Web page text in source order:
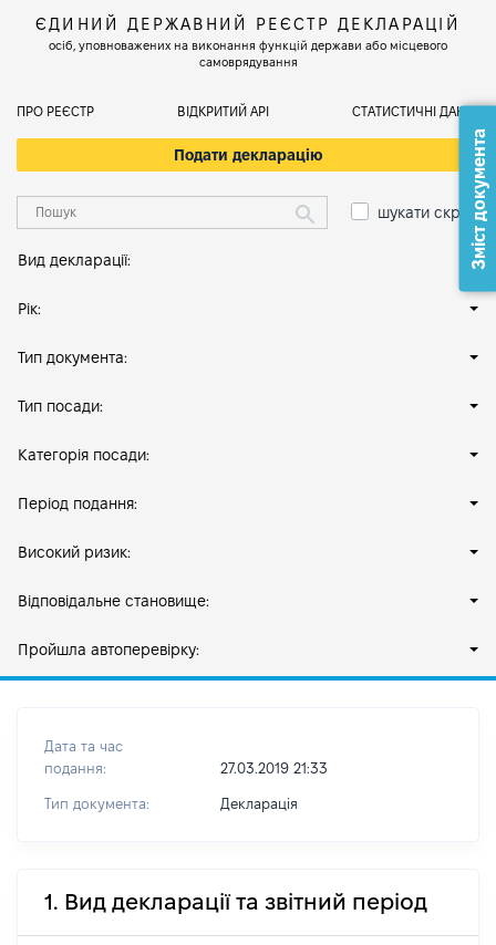
ЄДИНИЙ ДЕРЖАВНИЙ РЕЄСТР ДЕКЛАРАЦІЙ
осіб, уповноважених на виконання функцій держави або місцевого
самоврядування
ПРО РЕЄСТР ВІДКРИТИЙ АРІ СТАТИСТИЧНІ ДАНІ
Подати декларацію
шукати скрізь
Вид декларації:
Рік:
Тип документа:
Тип посади:
Категорія посади:
Період подання:
Високий ризик:
Відповідальне становище:
Пройшла автоперевірку:
Дата та час
подання:
27.03.2019 21:33
Тип документа: Декларація
1. Вид декларації та звітний період
Зміст документа